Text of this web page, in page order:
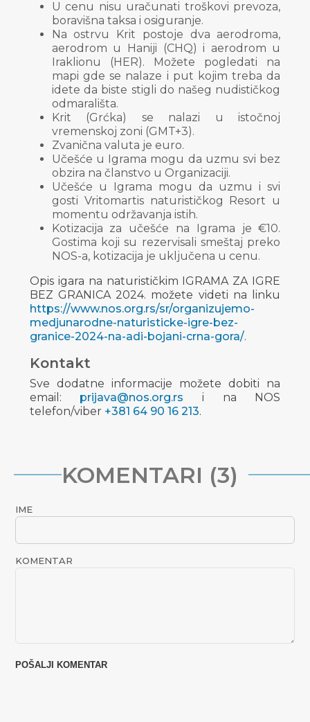
U cenu nisu uračunati troškovi prevoza,
boravišna taksa i osiguranje.
Na ostrvu Krit postoje dva aerodroma,
aerodrom u Haniji (CHQ) i aerodrom u
Iraklionu (HER). Možete pogledati na
mapi gde se nalaze i put kojim treba da
idete da biste stigli do našeg nudističkog
odmarališta.
Krit (Grćka) se nalazi u istočnoj
vremenskoj zoni (GMT+3).
Zvanična valuta je euro.
Učešće u Igrama mogu da uzmu svi bez
obzira na članstvo u Organizaciji.
Učešće u Igrama mogu da uzmu i svi
gosti Vritomartis naturističkog Resort u
momentu održavanja istih.
Kotizacija za učešće na Igrama je €10.
Gostima koji su rezervisali smeštaj preko
NOS-a, kotizacija je uključena u cenu.
Opis igara na naturističkim IGRAMA ZA IGRE
BEZ GRANICA 2024. možete videti na linku
https://www.nos.org.rs/sr/organizujemo-
medjunarodne-naturisticke-igre-bez-
granice-2024-na-adi-bojani-crna-gora/.
Kontakt
Sve dodatne informacije možete dobiti na
email: prijava@nos.org.rs i na NOS
telefon/viber +381 64 90 16 213.
KOMENTARI (3)
IME
KOMENTAR